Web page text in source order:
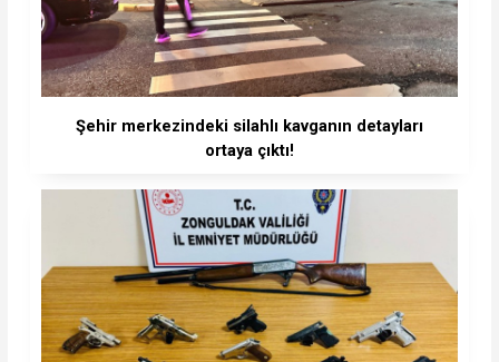
Şehir merkezindeki silahlı kavganın detayları
ortaya çıktı!